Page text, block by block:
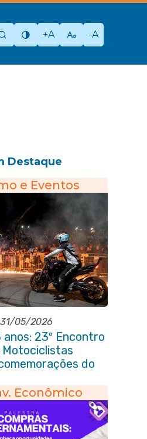
+A -A
Destaque
e Eventos
05/2026
23º Encontro
Motociclistas
do
Econômico